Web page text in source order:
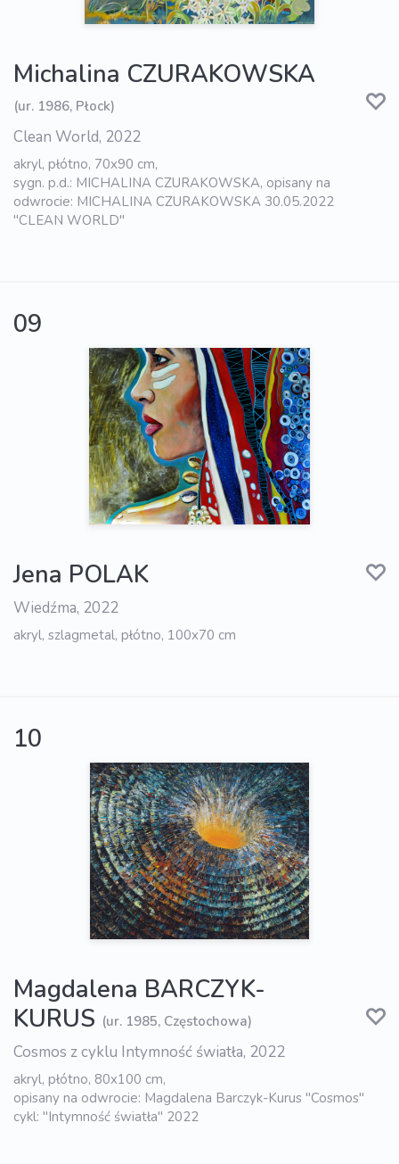
Michalina CZURAKOWSKA
(ur. 1986, Płock)
Clean World, 2022
akryl, płótno, 70x90 cm,
sygn. p.d.: MICHALINA CZURAKOWSKA, opisany na
odwrocie: MICHALINA CZURAKOWSKA 30.05.2022
"CLEAN WORLD"
09
Jena POLAK
Wiedźma, 2022
akryl, szlagmetal, płótno, 100x70 cm
10
Magdalena BARCZYK-
KURUS (ur. 1985, Częstochowa)
Cosmos z cyklu Intymność światła, 2022
akryl, płótno, 80x100 cm,
opisany na odwrocie: Magdalena Barczyk-Kurus "Cosmos"
cykl: "Intymność światła" 2022